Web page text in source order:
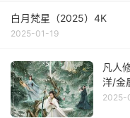
白月梵星（2025）4K
2025-01-19
凡人
洋/金
2025-